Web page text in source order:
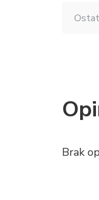
Brak